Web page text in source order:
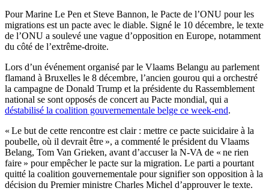
Pour Marine Le Pen et Steve Bannon, le Pacte de l’ONU pour les
migrations est un pacte avec le diable. Signé le 10 décembre, le texte
de l’ONU a soulevé une vague d’opposition en Europe, notamment
du côté de l’extrême-droite.
Lors d’un événement organisé par le Vlaams Belangu au parlement
flamand à Bruxelles le 8 décembre, l’ancien gourou qui a orchestré
la campagne de Donald Trump et la présidente du Rassemblement
national se sont opposés de concert au Pacte mondial, qui a
déstabilisé la coalition gouvernementale belge ce week-end.
« Le but de cette rencontre est clair : mettre ce pacte suicidaire à la
poubelle, où il devrait être », a commenté le président du Vlaams
Belang, Tom Van Grieken, avant d’accuser la N-VA de « ne rien
faire » pour empêcher le pacte sur la migration. Le parti a pourtant
quitté la coalition gouvernementale pour signifier son opposition à la
décision du Premier ministre Charles Michel d’approuver le texte.